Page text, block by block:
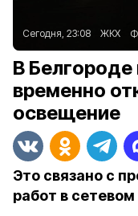
Сегодня, 23:08 ЖКХ
В Белгороде
временно
освещение
Это связано с
работ в